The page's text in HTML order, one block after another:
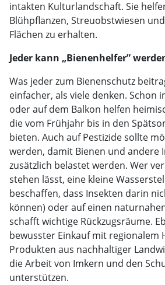
intakten Kulturlandschaft. Sie
Blühpflanzen, Streuobstwiesen
Flächen zu erhalten.
Jeder kann „Bienenhelfer”
Was jeder zum Bienenschutz
einfacher, als viele denken. Schon
oder auf dem Balkon helfen
die vom Frühjahr bis in den
bieten. Auch auf Pestizide sollte
werden, damit Bienen und andere
zusätzlich belastet werden. Wer
stehen lässt, eine kleine
beschaffen, dass Insekten darin
können) oder auf einen
schafft wichtige Rückzugsräume.
bewusster Einkauf mit regionalem
Produkten aus nachhaltiger
die Arbeit von Imkern und den
unterstützen.